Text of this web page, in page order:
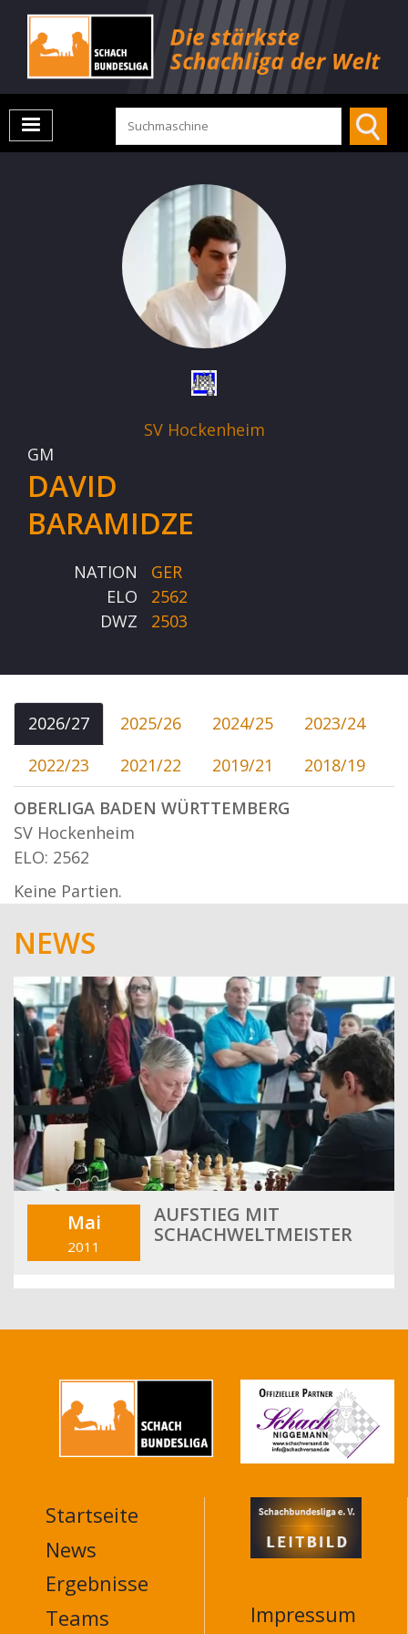
SV Hockenheim
GM
DAVID
BARAMIDZE
NATION
GER
ELO
2562
DWZ
2503
2026/27 2025/26 2024/25
2023/24
2022/23
2021/22 2019/21
2018/19
OBERLIGA BADEN WÜRTTEMBERG
SV Hockenheim
ELO: 2562
Keine Partien.
NEWS
Mai
2011
AUFSTIEG MIT
SCHACHWELTMEISTER
MAIN
NAVIGATION
FOOTER
Startseite
News
Ergebnisse
Teams
Impressum